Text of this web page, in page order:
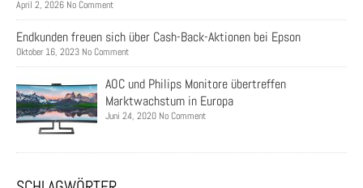
April 2, 2026 No Comment
Endkunden freuen sich über Cash-Back-Aktionen bei Epson
Oktober 16, 2023 No Comment
AOC und Philips Monitore übertreffen
Marktwachstum in Europa
Juni 24, 2020 No Comment